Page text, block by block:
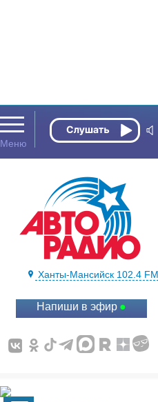
Ханты-Мансийск 102.4 FM
Напиши в эфир